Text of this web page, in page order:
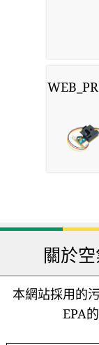
關於
本網站採用的
EPA